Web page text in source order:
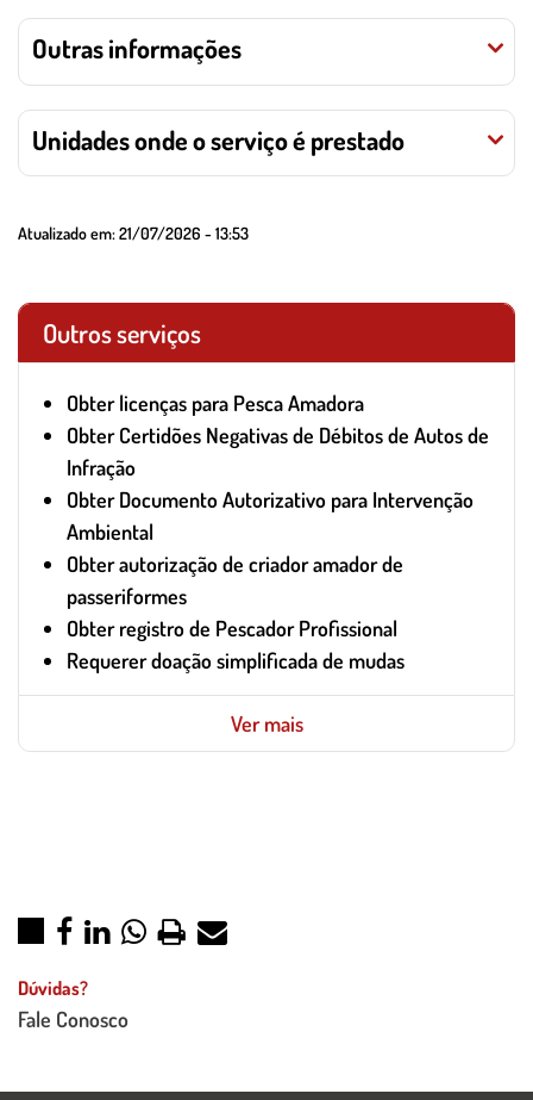
Outras informações
Unidades onde o serviço é prestado
Atualizado em:21/07/2026 - 13:53
Outros serviços
Obter licenças para Pesca Amadora
Obter Certidões Negativas de Débitos de Autos de
Infração
Obter Documento Autorizativo para Intervenção
Ambiental
Obter autorização de criador amador de
passeriformes
Obter registro de Pescador Profissional
Requerer doação simplificada de mudas
Ver mais
Dúvidas?
Fale Conosco